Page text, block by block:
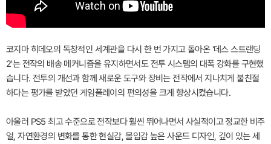
코지마 히데오의 독창적인 세계관을 다시 한 번 가지고 돌아온 '데스 스트랜딩
2'는 전작의 배송 메커니즘을 유지하면서도 전투 시스템의 대폭 강화를 구현했
습니다. 전투의 개선과 함께 새로운 도구와 장비는 전작에서 지나치게 불친절
하다는 평가를 받았던 게임플레이의 편의성을 크게 향상시켰습니다.
아울러 PS5 최고 수준으로 전작보다 훨씬 뛰어나면서 사실적이고 정교한 비주
얼, 자연환경의 변화를 통한 현실감, 몰입감 높은 사운드 디자인, 깊이 있는 세